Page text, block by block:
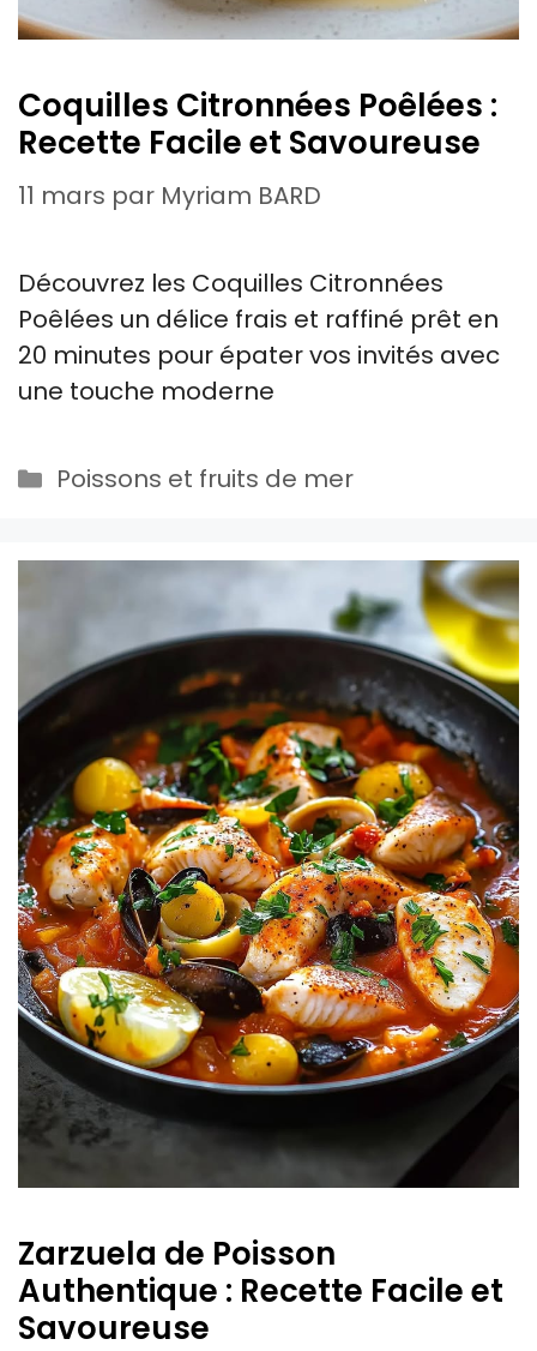
Coquilles Citronnées Poêlées :
Recette Facile et Savoureuse
11 mars par Myriam BARD
Découvrez les Coquilles Citronnées
Poêlées un délice frais et raffiné prêt en
20 minutes pour épater vos invités avec
une touche moderne
Catégories
Poissons et fruits de mer
Zarzuela de Poisson
Authentique : Recette Facile et
Savoureuse